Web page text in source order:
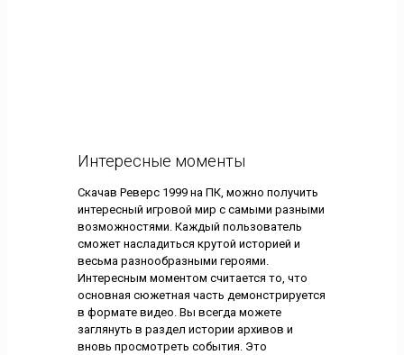
Интересные моменты
Скачав Реверс 1999 на ПК, можно получить
интересный игровой мир с самыми разными
возможностями. Каждый пользователь
сможет насладиться крутой историей и
весьма разнообразными героями.
Интересным моментом считается то, что
основная сюжетная часть демонстрируется
в формате видео. Вы всегда можете
заглянуть в раздел истории архивов и
вновь просмотреть события. Это